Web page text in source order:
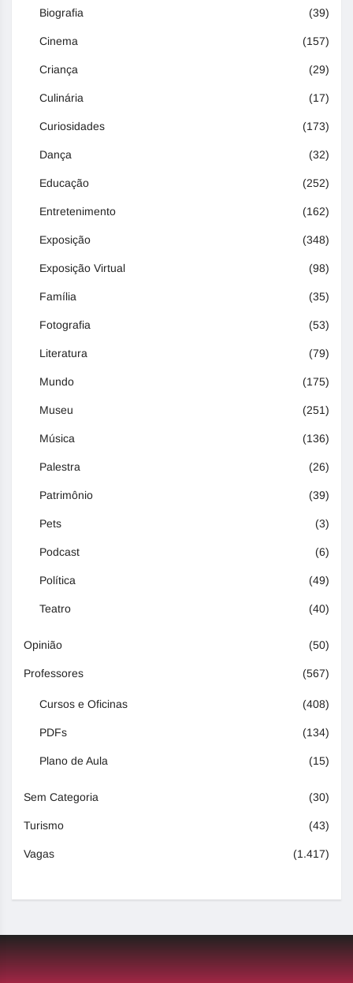
Biografia (39)
Cinema (157)
Criança (29)
Culinária (17)
Curiosidades (173)
Dança (32)
Educação (252)
Entretenimento (162)
Exposição (348)
Exposição Virtual (98)
Família (35)
Fotografia (53)
Literatura (79)
Mundo (175)
Museu (251)
Música (136)
Palestra (26)
Patrimônio (39)
Pets (3)
Podcast (6)
Política (49)
Teatro (40)
Opinião (50)
Professores (567)
Cursos e Oficinas (408)
PDFs (134)
Plano de Aula (15)
Sem Categoria (30)
Turismo (43)
Vagas (1.417)